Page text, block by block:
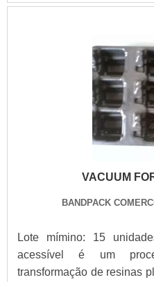
VACUUM
BANDPACK
Lote mímino: 15
acessível é um
transformação de resinas